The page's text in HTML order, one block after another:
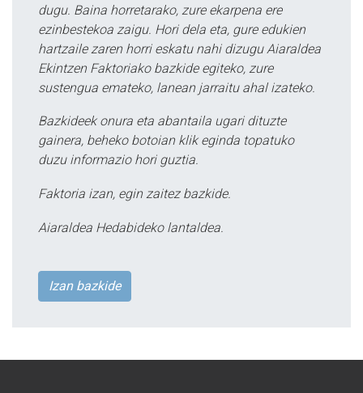
dugu. Baina horretarako, zure ekarpena ere
ezinbestekoa zaigu. Hori dela eta, gure edukien
hartzaile zaren horri eskatu nahi dizugu Aiaraldea
Ekintzen Faktoriako bazkide egiteko, zure
sustengua emateko, lanean jarraitu ahal izateko.
Bazkideek onura eta abantaila ugari dituzte
gainera, beheko botoian klik eginda topatuko
duzu informazio hori guztia.
Faktoria izan, egin zaitez bazkide.
Aiaraldea Hedabideko lantaldea.
Izan bazkide